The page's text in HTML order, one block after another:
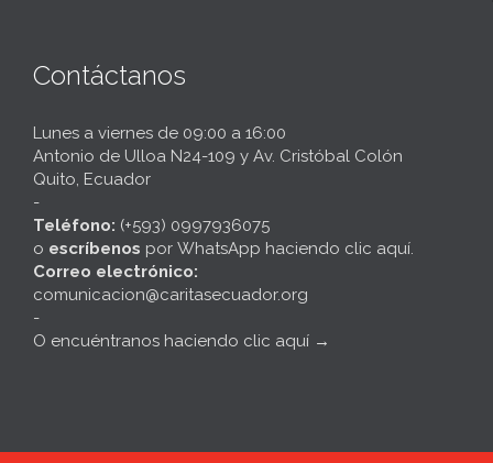
Contáctanos
Lunes a viernes de 09:00 a 16:00
Antonio de Ulloa N24-109 y Av. Cristóbal Colón
Quito, Ecuador
-
Teléfono: (+593) 0997936075
o escríbenos por WhatsApp haciendo clic aquí.
Correo electrónico:
comunicacion@caritasecuador.org
-
O encuéntranos haciendo clic aquí →